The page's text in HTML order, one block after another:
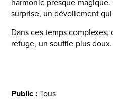
surprise, un dévoilement
Dans ces temps
refuge, un souffle plus doux.
Public :Tous